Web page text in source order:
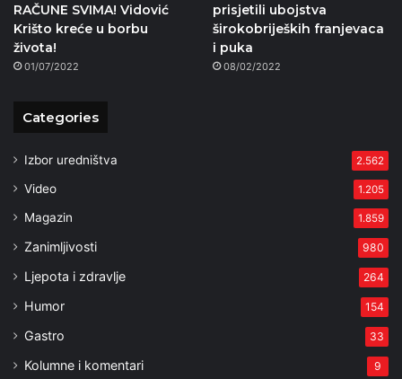
RAČUNE SVIMA! Vidović
Krišto kreće u borbu
života!
01/07/2022
prisjetili ubojstva
širokobrijeških franjevaca
i puka
08/02/2022
Categories
Izbor uredništva 2.562
Video 1.205
Magazin 1.859
Zanimljivosti 980
Ljepota i zdravlje 264
Humor 154
Gastro 33
Kolumne i komentari 9